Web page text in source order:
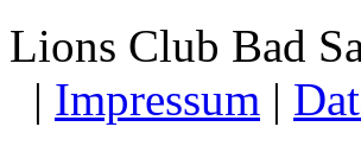
Lions Club Bad
| Impressum |